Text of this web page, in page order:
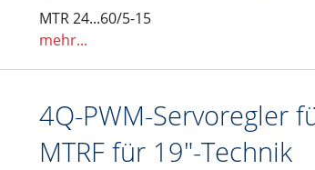
MTR 24...60/5-15
mehr...
4Q-PWM-Servoregler
MTRF für 19"-Technik